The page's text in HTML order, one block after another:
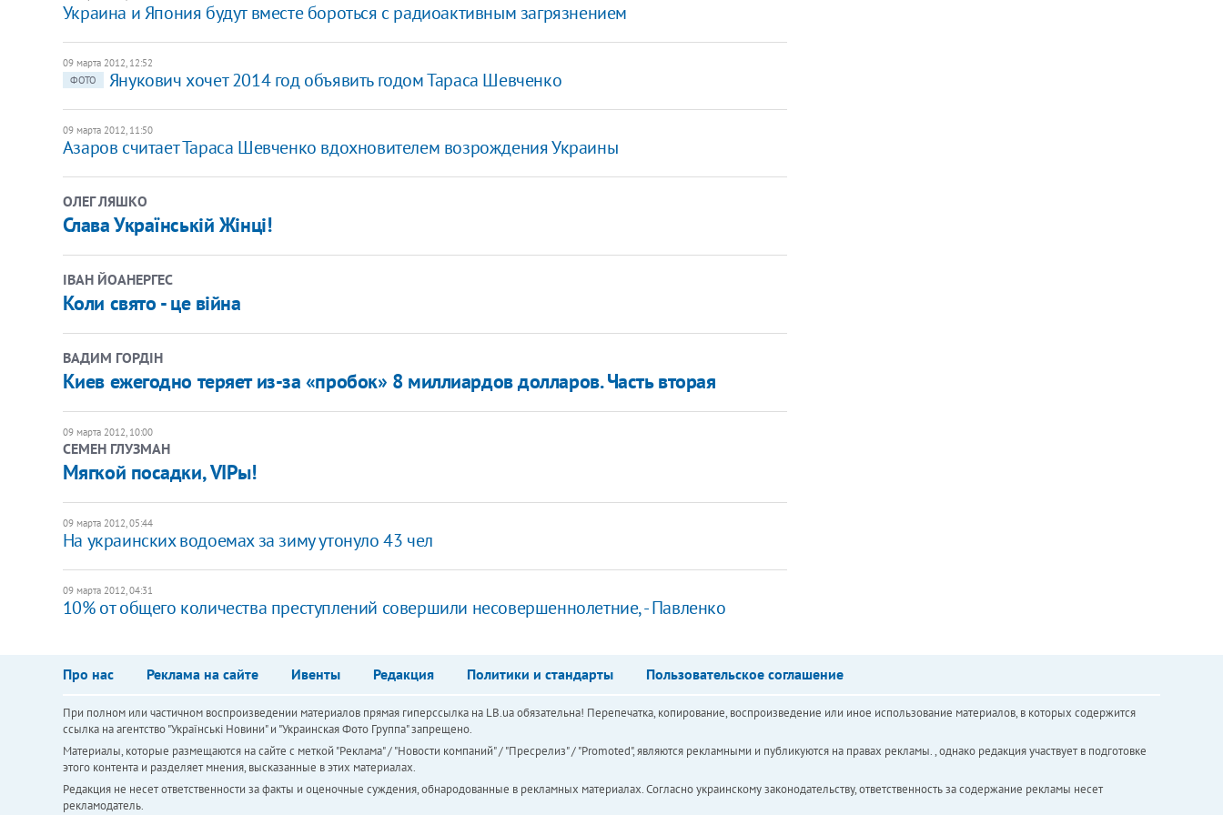
Украина и Япония будут вместе бороться с радиоактивным загрязнением
09 марта 2012, 12:52
ФОТО
Янукович хочет 2014 год объявить годом Тараса Шевченко
09 марта 2012, 11:50
Азаров считает Тараса Шевченко вдохновителем возрождения Украины
ОЛЕГ ЛЯШКО
Слава Українській Жінці!
ІВАН ЙОАНЕРГЕС
Коли свято - це війна
ВАДИМ ГОРДІН
Киев ежегодно теряет из-за «пробок» 8 миллиардов долларов. Часть вторая
09 марта 2012, 10:00
СЕМЕН ГЛУЗМАН
Мягкой посадки, VIPы!
09 марта 2012, 05:44
На украинских водоемах за зиму утонуло 43 чел
09 марта 2012, 04:31
10% от общего количества преступлений совершили несовершеннолетние, - Павленко
Про нас Реклама на сайте Ивенты Редакция Политики и стандарты Пользовательское соглашение
При полном или частичном воспроизведении материалов прямая гиперссылка на LB.ua обязательна! Перепечатка, копирование, воспроизведение или иное использование материалов, в которых содержится
ссылка на агентство "Українськi Новини" и "Украинская Фото Группа" запрещено.
Материалы, которые размещаются на сайте с меткой "Реклама" / "Новости компаний" / "Пресрелиз" / "Promoted", являются рекламными и публикуются на правах рекламы. , однако редакция участвует в подготовке
этого контента и разделяет мнения, высказанные в этих материалах.
Редакция не несет ответственности за факты и оценочные суждения, обнародованные в рекламных материалах. Согласно украинскому законодательству, ответственность за содержание рекламы несет
рекламодатель.